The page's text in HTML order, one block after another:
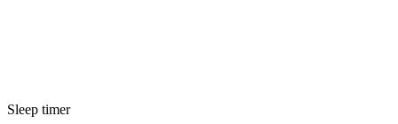
Sleep timer